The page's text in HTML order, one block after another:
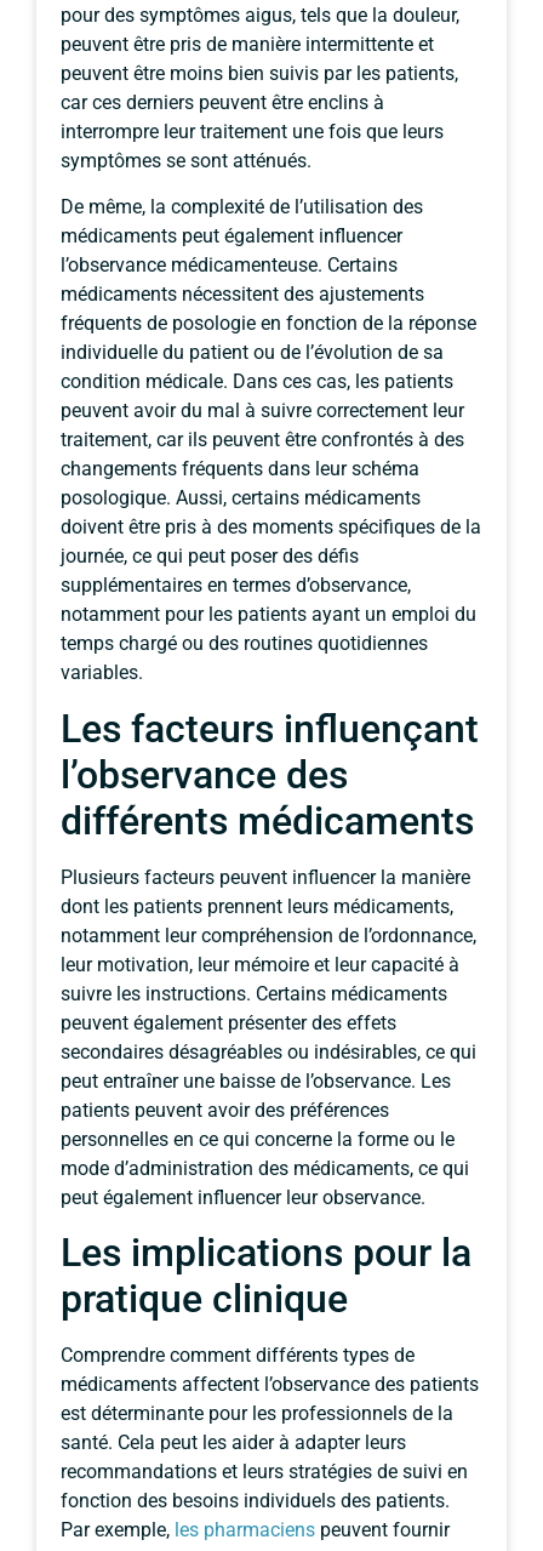
pour des symptômes aigus, tels que la douleur,
peuvent être pris de manière intermittente et
peuvent être moins bien suivis par les patients,
car ces derniers peuvent être enclins à
interrompre leur traitement une fois que leurs
symptômes se sont atténués.
De même, la complexité de l’utilisation des
médicaments peut également influencer
l’observance médicamenteuse. Certains
médicaments nécessitent des ajustements
fréquents de posologie en fonction de la réponse
individuelle du patient ou de l’évolution de sa
condition médicale. Dans ces cas, les patients
peuvent avoir du mal à suivre correctement leur
traitement, car ils peuvent être confrontés à des
changements fréquents dans leur schéma
posologique. Aussi, certains médicaments
doivent être pris à des moments spécifiques de la
journée, ce qui peut poser des défis
supplémentaires en termes d’observance,
notamment pour les patients ayant un emploi du
temps chargé ou des routines quotidiennes
variables.
Les facteurs influençant
l’observance des
différents médicaments
Plusieurs facteurs peuvent influencer la manière
dont les patients prennent leurs médicaments,
notamment leur compréhension de l’ordonnance,
leur motivation, leur mémoire et leur capacité à
suivre les instructions. Certains médicaments
peuvent également présenter des effets
secondaires désagréables ou indésirables, ce qui
peut entraîner une baisse de l’observance. Les
patients peuvent avoir des préférences
personnelles en ce qui concerne la forme ou le
mode d’administration des médicaments, ce qui
peut également influencer leur observance.
Les implications pour la
pratique clinique
Comprendre comment différents types de
médicaments affectent l’observance des patients
est déterminante pour les professionnels de la
santé. Cela peut les aider à adapter leurs
recommandations et leurs stratégies de suivi en
fonction des besoins individuels des patients.
Par exemple, les pharmaciens peuvent fournir